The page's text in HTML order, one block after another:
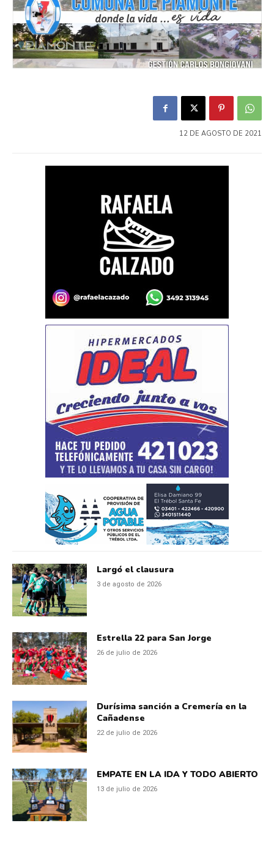
12 DE AGOSTO DE 2021
Largó el clausura
3 de agosto de 2026
Estrella 22 para San Jorge
26 de julio de 2026
Durísima sanción a Cremería en la
Cañadense
22 de julio de 2026
EMPATE EN LA IDA Y TODO ABIERTO
13 de julio de 2026